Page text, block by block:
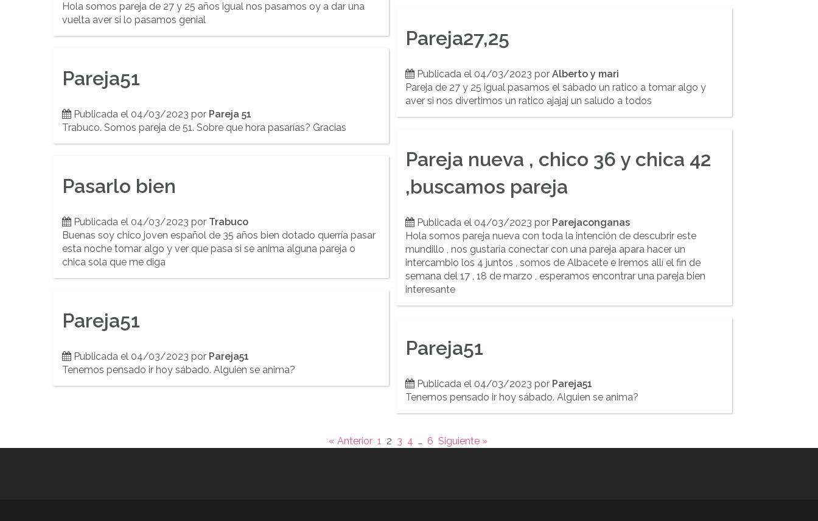
Hola somos pareja de 27 y 25 años igual nos pasamos oy a dar una
vuelta aver si lo pasamos genial
Pareja27,25
Publicada el 04/03/2023 por Alberto y mari
Pareja de 27 y 25 igual pasamos el sábado un ratico a tomar algo y
aver si nos divertimos un ratico ajajaj un saludo a todos
Pareja51
Publicada el 04/03/2023 por Pareja 51
Trabuco. Somos pareja de 51. Sobre que hora pasarías? Gracias
Pareja nueva , chico 36 y chica 42
,buscamos pareja
Publicada el 04/03/2023 por Parejaconganas
Hola somos pareja nueva con toda la intención de descubrir este
mundillo , nos gustaría conectar con una pareja apara hacer un
intercambio los 4 juntos , somos de Albacete e iremos allí el fin de
semana del 17 , 18 de marzo , esperamos encontrar una pareja bien
interesante
Pasarlo bien
Publicada el 04/03/2023 por Trabuco
Buenas soy chico joven español de 35 años bien dotado querría pasar
esta noche tomar algo y ver que pasa si se anima alguna pareja o
chica sola que me diga
Pareja51
Publicada el 04/03/2023 por Pareja51
Tenemos pensado ir hoy sábado. Alguien se anima?
Pareja51
Publicada el 04/03/2023 por Pareja51
Tenemos pensado ir hoy sábado. Alguien se anima?
« Anterior 1 2 3 4 … 6 Siguiente »